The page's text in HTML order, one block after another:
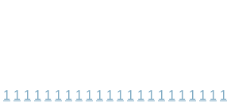
1 1 1 1 1 1 1 1 1 1 1 1 1 1 1 1 1 1 1 1 1 1